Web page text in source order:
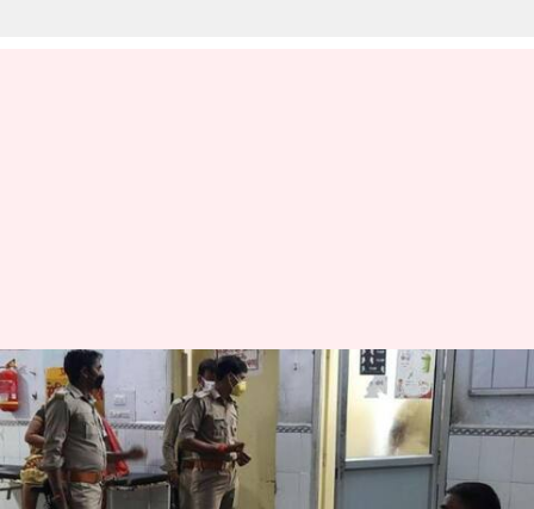
उत्तर प्रदेश: चोर को पकड़ने गई पुलिस
पर ग्रामीणों ने किया हमला, SI की
मौत
लेखन भारत शर्मा Aug 13, 2020 03:11 pm